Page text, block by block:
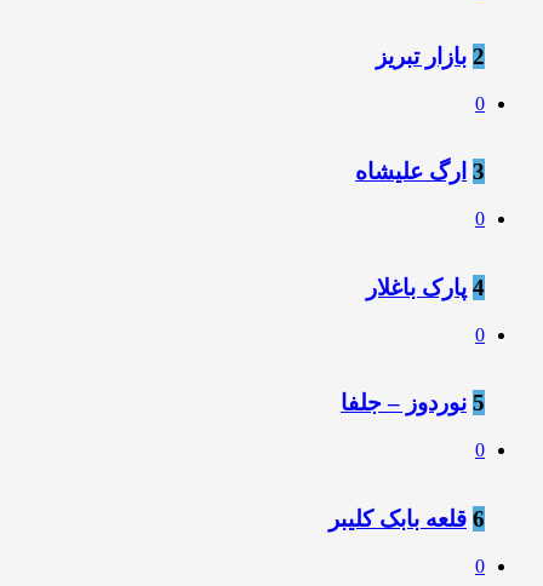
2 بازار تبریز
0
3 ارگ علیشاه
0
4 پارک باغلار
0
5 نوردوز – جلفا
0
6 قلعه بابک کلیبر
0